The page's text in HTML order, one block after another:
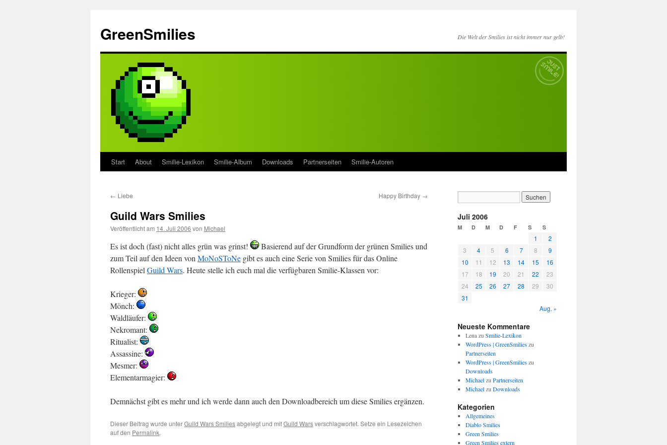
springen
GreenSmilies Die Welt der Smilies ist nicht immer nur gelb!
Start About Smilie-Lexikon Smilie-Album Downloads Partnerseiten Smilie-Autoren
← Liebe Happy Birthday →
Guild Wars Smilies
Veröffentlicht am 14. Juli 2006 von Michael
Es ist doch (fast) nicht alles grün was grinst!
Basierend auf der Grundform der grünen Smilies und
zum Teil auf den Ideen von MoNoSToNe gibt es auch eine Serie von Smilies für das Online
Rollenspiel Guild Wars. Heute stelle ich euch mal die verfügbaren Smilie-Klassen vor:
Krieger:
Mönch:
Waldläufer:
Nekromant:
Ritualist:
Assassine:
Mesmer:
Elementarmagier:
Demnächst gibt es mehr und ich werde dann auch den Downloadbereich um diese Smilies ergänzen.
Dieser Beitrag wurde unterGuild Wars Smiliesabgelegt und mitGuild Warsverschlagwortet. Setze ein Lesezeichen
auf den Permalink.
Juli 2006
M D M D F S S
1
2
3
4 5 6 7 8
9
10
11 12 13 14 15
16
17
18 19 20 21 22
23
24
25 26 27 28 29
30
31
Aug. »
Neueste Kommentare
Lenazu Smilie-Lexikon
WordPress | GreenSmilieszu
Partnerseiten
WordPress | GreenSmilieszu
Downloads
Michaelzu Partnerseiten
Michaelzu Downloads
Kategorien
Allgemeines
Diablo Smilies
Green Smilies
Green Smilies extern